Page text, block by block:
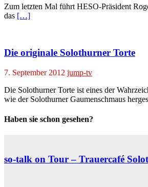
Zum letzten Mal führt HESO-Präsident
das […]
Die originale Solothurner Torte
7. September 2012 jump-tv
Die Solothurner Torte ist eines der
wie der Solothurner Gaumenschmaus
Haben sie schon gesehen?
so-talk on Tour – Trauercafé